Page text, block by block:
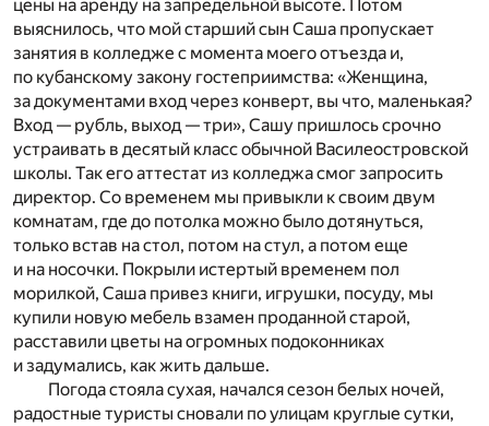
цены на аренду на запредельной высоте. Потом
выяснилось, что мой старший сын Саша пропускает
занятия в колледже с момента моего отъезда и,
по кубанскому закону гостеприимства: «Женщина,
за документами вход через конверт, вы что, маленькая?
Вход — рубль, выход — три», Сашу пришлось срочно
устраивать в десятый класс обычной Василеостровской
школы. Так его аттестат из колледжа смог запросить
директор. Со временем мы привыкли к своим двум
комнатам, где до потолка можно было дотянуться,
только встав на стол, потом на стул, а потом еще
и на носочки. Покрыли истертый временем пол
морилкой, Саша привез книги, игрушки, посуду, мы
купили новую мебель взамен проданной старой,
расставили цветы на огромных подоконниках
и задумались, как жить дальше.
Погода стояла сухая, начался сезон белых ночей,
радостные туристы сновали по улицам круглые сутки,